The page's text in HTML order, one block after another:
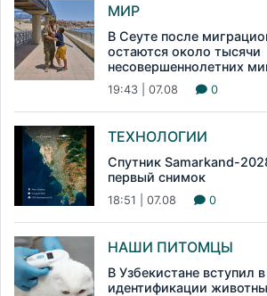
МИР
В Сеуте после
остаются около тысячи
несовершеннолетних
19:43 | 07.08 0
ТЕХНОЛОГИИ
Спутник Samarkand-
первый снимок
18:51 | 07.08 0
НАШИ ПИТОМЦЫ
В Узбекистане вступил
идентификации